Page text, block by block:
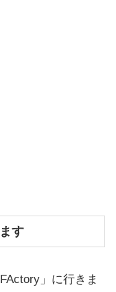
す
」に行きま